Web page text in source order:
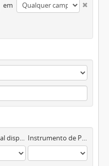
em
Objeto digital disponível Instrumento de Pesquisa